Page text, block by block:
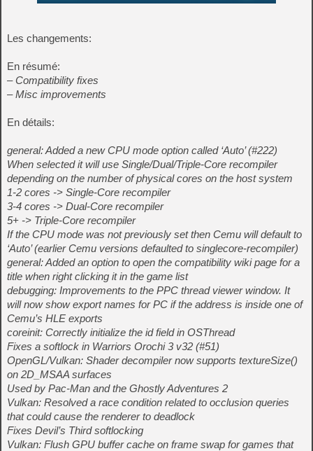
Les changements:
En résumé:
– Compatibility fixes
– Misc improvements
En détails:
general: Added a new CPU mode option called ‘Auto’ (#222)
When selected it will use Single/Dual/Triple-Core recompiler
depending on the number of physical cores on the host system
1-2 cores -> Single-Core recompiler
3-4 cores -> Dual-Core recompiler
5+ -> Triple-Core recompiler
If the CPU mode was not previously set then Cemu will default to
‘Auto’ (earlier Cemu versions defaulted to singlecore-recompiler)
general: Added an option to open the compatibility wiki page for a
title when right clicking it in the game list
debugging: Improvements to the PPC thread viewer window. It
will now show export names for PC if the address is inside one of
Cemu’s HLE exports
coreinit: Correctly initialize the id field in OSThread
Fixes a softlock in Warriors Orochi 3 v32 (#51)
OpenGL/Vulkan: Shader decompiler now supports textureSize()
on 2D_MSAA surfaces
Used by Pac-Man and the Ghostly Adventures 2
Vulkan: Resolved a race condition related to occlusion queries
that could cause the renderer to deadlock
Fixes Devil’s Third softlocking
Vulkan: Flush GPU buffer cache on frame swap for games that